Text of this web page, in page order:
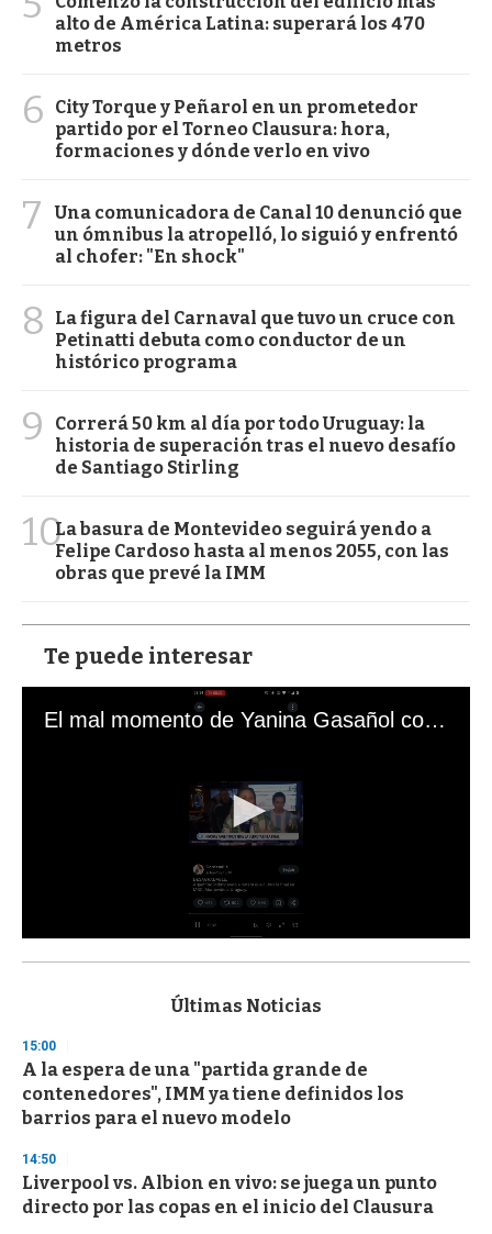
alto de América Latina: superará los 470
metros
6
City Torque y Peñarol en un prometedor
partido por el Torneo Clausura: hora,
formaciones y dónde verlo en vivo
7
Una comunicadora de Canal 10 denunció que
un ómnibus la atropelló, lo siguió y enfrentó
al chofer: "En shock"
8
La figura del Carnaval que tuvo un cruce con
Petinatti debuta como conductor de un
histórico programa
9
Correrá 50 km al día por todo Uruguay: la
historia de superación tras el nuevo desafío
de Santiago Stirling
10La basura de Montevideo seguirá yendo a
Felipe Cardoso hasta al menos 2055, con las
obras que prevé la IMM
Te puede interesar
El mal momento de Yanina Gasañol con un hincha argentino en "Subrayado"
s
d
s
o
f
3
s
e
c
o
Últimas Noticias
15:00
A la espera de una "partida grande de
contenedores", IMM ya tiene definidos los
barrios para el nuevo modelo
14:50
Liverpool vs. Albion en vivo: se juega un punto
directo por las copas en el inicio del Clausura